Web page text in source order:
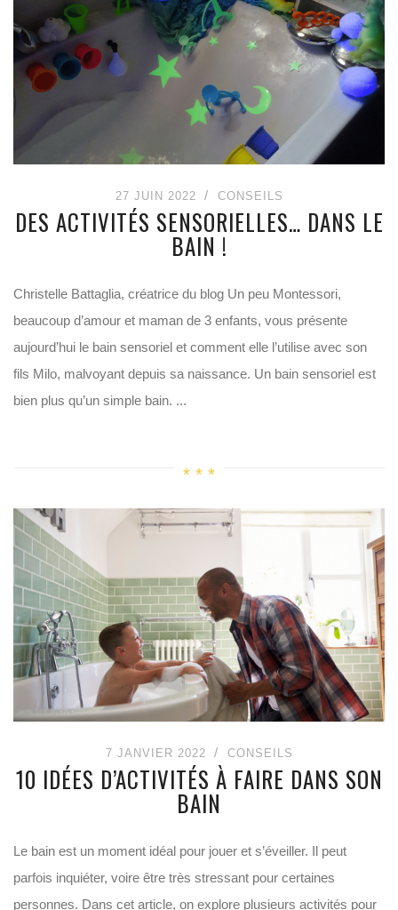
27 JUIN 2022 CONSEILS
DES ACTIVITÉS SENSORIELLES… DANS LE
BAIN !
Christelle Battaglia, créatrice du blog Un peu Montessori,
beaucoup d’amour et maman de 3 enfants, vous présente
aujourd’hui le bain sensoriel et comment elle l’utilise avec son
fils Milo, malvoyant depuis sa naissance. Un bain sensoriel est
bien plus qu’un simple bain. ...
7 JANVIER 2022 CONSEILS
10 IDÉES D’ACTIVITÉS À FAIRE DANS SON
BAIN
Le bain est un moment idéal pour jouer et s’éveiller. Il peut
parfois inquiéter, voire être très stressant pour certaines
personnes. Dans cet article, on explore plusieurs activités pour